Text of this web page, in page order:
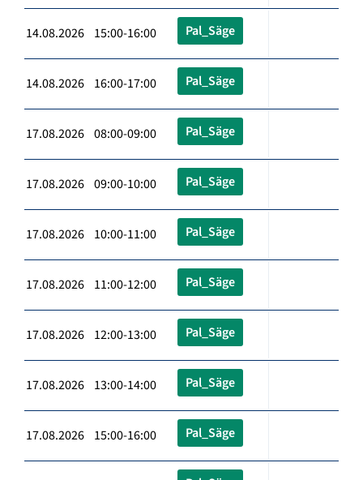
14.08.2026 15:00-16:00 Pal_Säge
14.08.2026 16:00-17:00 Pal_Säge
17.08.2026 08:00-09:00 Pal_Säge
17.08.2026 09:00-10:00 Pal_Säge
17.08.2026 10:00-11:00 Pal_Säge
17.08.2026 11:00-12:00 Pal_Säge
17.08.2026 12:00-13:00 Pal_Säge
17.08.2026 13:00-14:00 Pal_Säge
17.08.2026 15:00-16:00 Pal_Säge